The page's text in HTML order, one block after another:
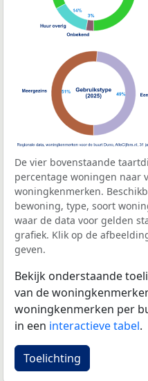
De vier bovenstaande
percentage woningen naar
woningkenmerken.
bewoning, type, soort
waar de data voor gelden
grafiek. Klik op de
geven.
Bekijk onderstaande
van de
woningkenmerken per
in een interactieve tabel.
Toelichting